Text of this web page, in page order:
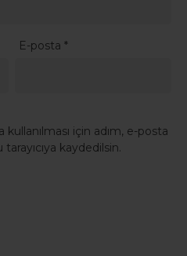
E-posta*
için adım, e-posta
kaydedilsin.